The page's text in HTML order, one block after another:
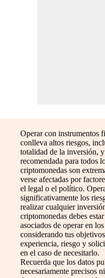
Operar con instrumentos
conlleva altos riesgos,
totalidad de la inversión,
recomendada para todos
criptomonedas son
verse afectadas por
el legal o el político.
significativamente los
realizar cualquier
criptomonedas debes
asociados de operar en
considerando tus
experiencia, riesgo y
en el caso de necesitarlo.
Recuerda que los datos
necesariamente precisos